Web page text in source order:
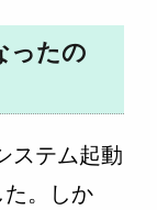
ったの
ステム起動
。しか